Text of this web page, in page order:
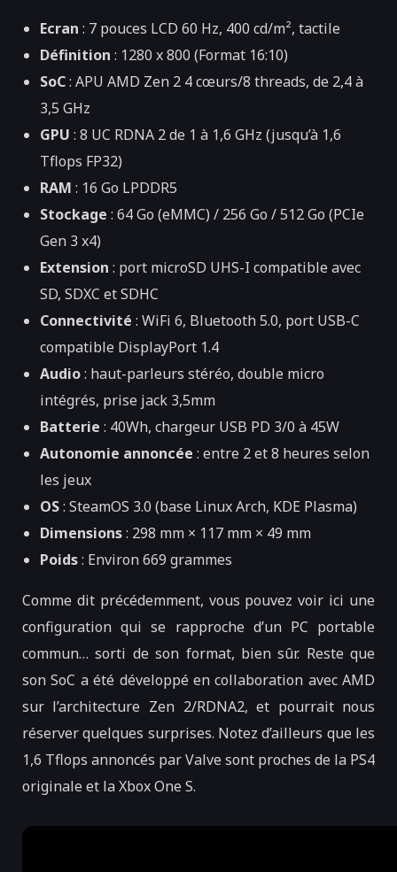
Ecran : 7 pouces LCD 60 Hz, 400 cd/m², tactile
Définition : 1280 x 800 (Format 16:10)
SoC: APU AMD Zen 2 4 cœurs/8 threads, de 2,4 à
3,5 GHz
GPU : 8 UC RDNA 2 de 1 à 1,6 GHz (jusqu’à 1,6
Tflops FP32)
RAM : 16 Go LPDDR5
Stockage : 64 Go (eMMC) / 256 Go / 512 Go (PCIe
Gen 3 x4)
Extension : port microSD UHS-I compatible avec
SD, SDXC et SDHC
Connectivité : WiFi 6, Bluetooth 5.0, port USB-C
compatible DisplayPort 1.4
Audio: haut-parleurs stéréo, double micro
intégrés, prise jack 3,5mm
Batterie : 40Wh, chargeur USB PD 3/0 à 45W
Autonomie annoncée : entre 2 et 8 heures selon
les jeux
OS: SteamOS 3.0 (base Linux Arch, KDE Plasma)
Dimensions: 298 mm × 117 mm × 49 mm
Poids: Environ 669 grammes
Comme dit précédemment, vous pouvez voir ici une
configuration qui se rapproche d’un PC portable
commun… sorti de son format, bien sûr. Reste que
son SoC a été développé en collaboration avec AMD
sur l’architecture Zen 2/RDNA2, et pourrait nous
réserver quelques surprises. Notez d’ailleurs que les
1,6 Tflops annoncés par Valve sont proches de la PS4
originale et la Xbox One S.